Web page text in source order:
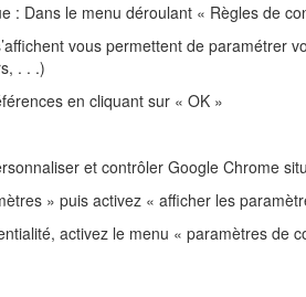
: Dans le menu déroulant « Règles de
vous permettent de paramétrer
. . .)
en cliquant sur « OK »
et contrôler Google Chrome
» puis activez « afficher les
activez le menu « paramètres de